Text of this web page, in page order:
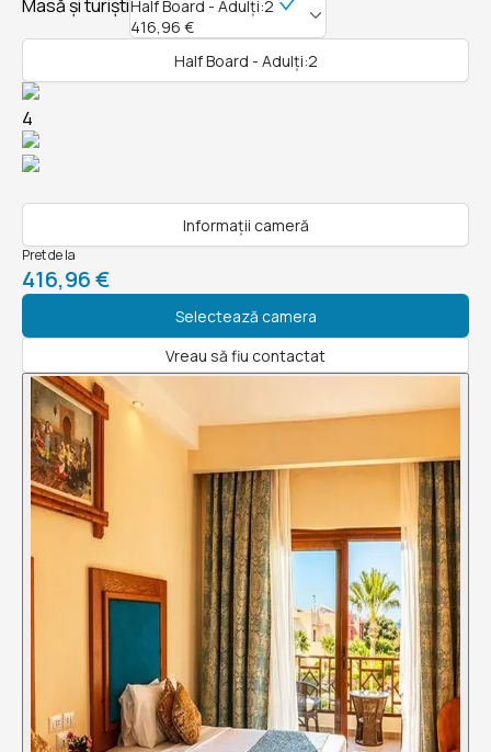
Masă și turiștiHalf Board - Adulți:2
416,96 €
Half Board - Adulți:2
4
Informații cameră
Pret de la
416,96 €
Selectează camera
Vreau să fiu contactat